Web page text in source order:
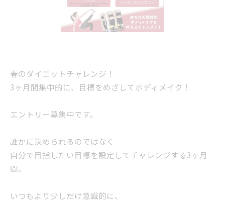
春のダイエットチャレンジ！
3ヶ月間集中的に、目標をめざしてボディメイク！
エントリー募集中です。
誰かに決められるのではなく
自分で目指したい目標を設定してチャレンジする3ヶ月
間。
いつもより少しだけ意識的に、